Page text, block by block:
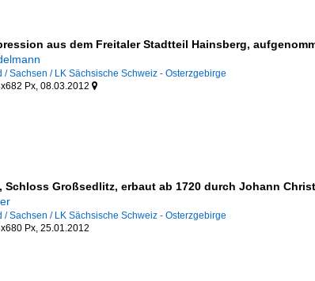
aus dem Freitaler Stadtteil Hainsberg,
/ Sachsen / LK Sächsische Schweiz - Osterzgebirge
Px, 08.03.2012 
Schloss Großsedlitz, erbaut ab 1720 durch Johann
/ Sachsen / LK Sächsische Schweiz - Osterzgebirge
Px, 25.01.2012